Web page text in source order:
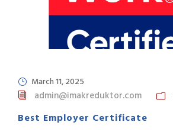
March 11, 2025
admin@imakreduktor.com
Best Employer Certificate